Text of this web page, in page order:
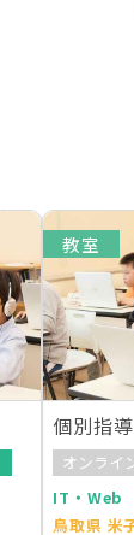
教室
個別指
オンライ
IT・Web
鳥取県 米